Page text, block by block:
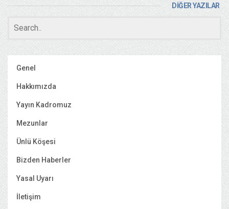
DİĞER YAZILAR
Genel
Hakkımızda
Yayın Kadromuz
Mezunlar
Ünlü Köşesi
Bizden Haberler
Yasal Uyarı
İletişim